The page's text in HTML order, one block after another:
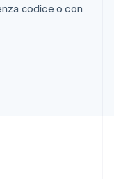
codice o con